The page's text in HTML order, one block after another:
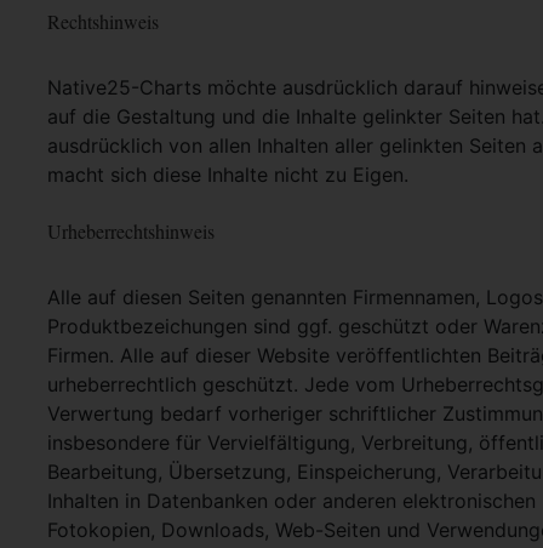
Rechtshinweis
Native25-Charts möchte ausdrücklich darauf
auf die Gestaltung und die Inhalte gelinkter Seiten
ausdrücklich von allen Inhalten aller gelinkten Seiten
macht sich diese Inhalte nicht zu Eigen.
Urheberrechtshinweis
Alle auf diesen Seiten genannten Firmennamen,
Produktbezeichungen sind ggf. geschützt oder
Firmen. Alle auf dieser Website veröffentlichten
urheberrechtlich geschützt. Jede vom
Verwertung bedarf vorheriger schriftlicher
insbesondere für Vervielfältigung, Verbreitung,
Bearbeitung, Übersetzung, Einspeicherung,
Inhalten in Datenbanken oder anderen
Fotokopien, Downloads, Web-Seiten und